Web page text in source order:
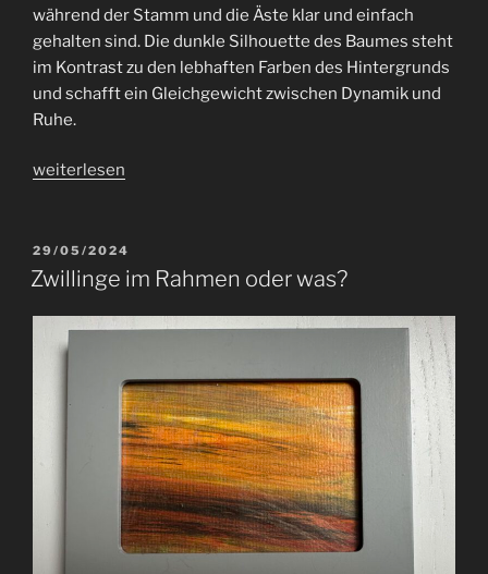
während der Stamm und die Äste klar und einfach
gehalten sind. Die dunkle Silhouette des Baumes steht
im Kontrast zu den lebhaften Farben des Hintergrunds
und schafft ein Gleichgewicht zwischen Dynamik und
Ruhe.
„Feurige
Sonnenuntergang,
der
Seele
berührt“
weiterlesen
VERÖFFENTLICHT
AM
29/05/2024
Zwillinge im Rahmen oder was?